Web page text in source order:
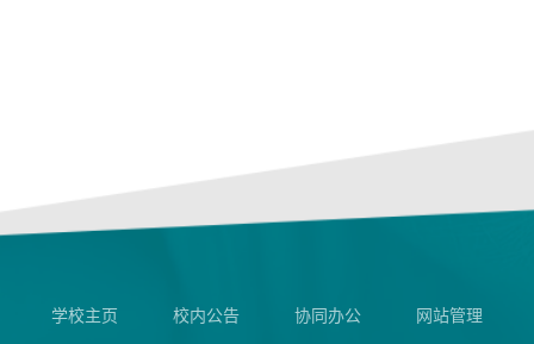
学校主页 校内公告 协同办公 网站管理